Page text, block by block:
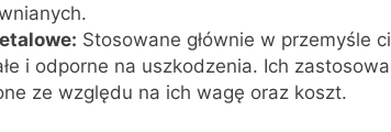
Stosowane głównie w przemyśle
i odporne na uszkodzenia. Ich
ze względu na ich wagę oraz koszt.